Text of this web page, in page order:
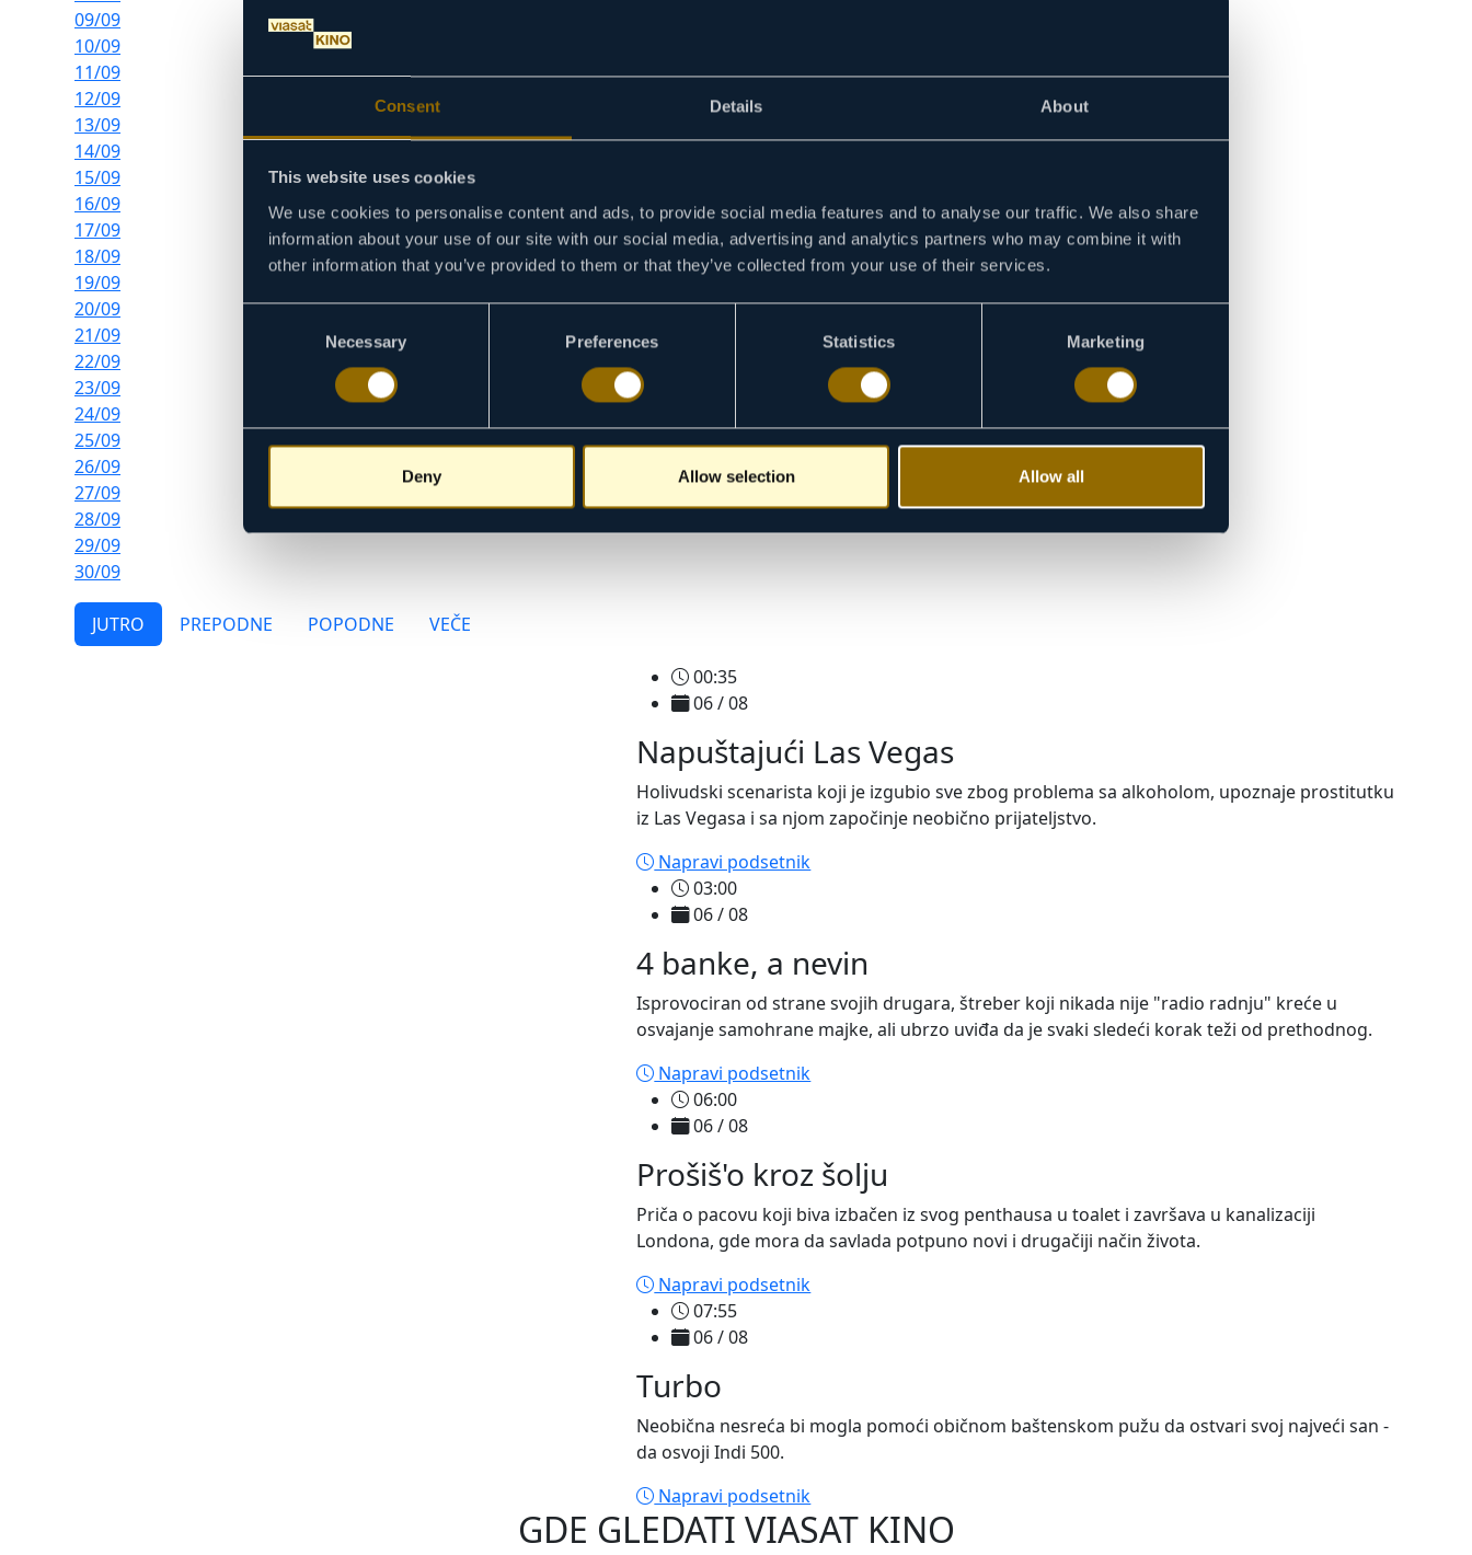
Consent Details About
This website uses cookies
We use cookies to personalise content and ads, to provide social media features and to analyse our traffic. We also share
information about your use of our site with our social media, advertising and analytics partners who may combine it with
other information that you’ve provided to them or that they’ve collected from your use of their services.
Necessary Preferences Statistics Marketing
Deny Allow selection Allow all
09/09
10/09
11/09
12/09
13/09
14/09
15/09
16/09
17/09
18/09
19/09
20/09
21/09
22/09
23/09
24/09
25/09
26/09
27/09
28/09
29/09
30/09
JUTRO PREPODNE POPODNE VEČE
00:35
06 / 08
Napuštajući Las Vegas
Holivudski scenarista koji je izgubio sve zbog problema sa alkoholom, upoznaje prostitutku
iz Las Vegasa i sa njom započinje neobično prijateljstvo.
Napravi podsetnik
03:00
06 / 08
4 banke, a nevin
Isprovociran od strane svojih drugara, štreber koji nikada nije "radio radnju" kreće u
osvajanje samohrane majke, ali ubrzo uviđa da je svaki sledeći korak teži od prethodnog.
Napravi podsetnik
06:00
06 / 08
Prošiš'o kroz šolju
Priča o pacovu koji biva izbačen iz svog penthausa u toalet i završava u kanalizaciji
Londona, gde mora da savlada potpuno novi i drugačiji način života.
Napravi podsetnik
07:55
06 / 08
Turbo
Neobična nesreća bi mogla pomoći običnom baštenskom pužu da ostvari svoj najveći san -
da osvoji Indi 500.
Napravi podsetnik
GDE GLEDATI VIASAT KINO